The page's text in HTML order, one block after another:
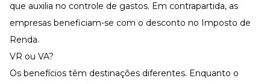
que auxilia no controle de gastos. Em contrapartida, as
empresas beneficiam-se com o desconto no Imposto de
Renda.
VR ou VA?
Os benefícios têm destinações diferentes. Enquanto o